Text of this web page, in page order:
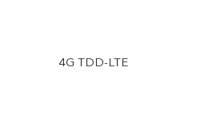
4G TDD-LTE